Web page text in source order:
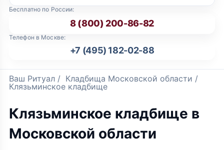
Бесплатно по России:
8 (800) 200-86-82
Телефон в Москве:
+7 (495) 182-02-88
Ваш Ритуал / Кладбища Московской области /
Клязьминское кладбище
Клязьминское кладбище в
Московской области